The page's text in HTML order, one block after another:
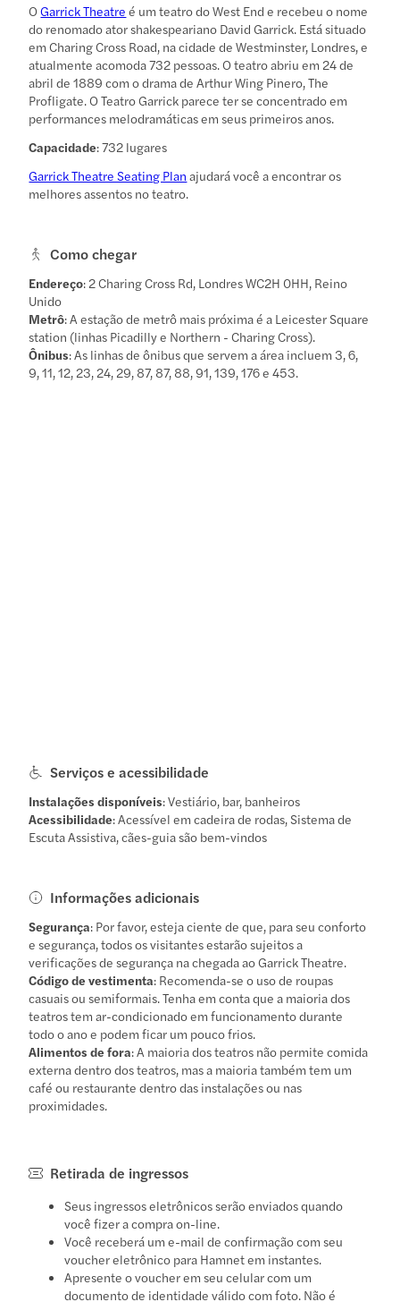
OGarrick Theatre é um teatro do West End e recebeu o nome
do renomado ator shakespeariano David Garrick. Está situado
em Charing Cross Road, na cidade de Westminster, Londres, e
atualmente acomoda 732 pessoas. O teatro abriu em 24 de
abril de 1889 com o drama de Arthur Wing Pinero, The
Profligate. O Teatro Garrick parece ter se concentrado em
performances melodramáticas em seus primeiros anos.
Capacidade: 732 lugares
Garrick Theatre Seating Plan ajudará você a encontrar os
melhores assentos no teatro.
Como chegar
Endereço: 2 Charing Cross Rd, Londres WC2H 0HH, Reino
Unido
Metrô: A estação de metrô mais próxima é a Leicester Square
station (linhas Picadilly e Northern - Charing Cross).
Ônibus: As linhas de ônibus que servem a área incluem 3, 6,
9, 11, 12, 23, 24, 29, 87, 87, 88, 91, 139, 176 e 453.
Serviços e acessibilidade
Instalações disponíveis: Vestiário, bar, banheiros
Acessibilidade: Acessível em cadeira de rodas, Sistema de
Escuta Assistiva, cães-guia são bem-vindos
Informações adicionais
Segurança: Por favor, esteja ciente de que, para seu conforto
e segurança, todos os visitantes estarão sujeitos a
verificações de segurança na chegada ao Garrick Theatre.
Código de vestimenta: Recomenda-se o uso de roupas
casuais ou semiformais. Tenha em conta que a maioria dos
teatros tem ar-condicionado em funcionamento durante
todo o ano e podem ficar um pouco frios.
Alimentos de fora: A maioria dos teatros não permite comida
externa dentro dos teatros, mas a maioria também tem um
café ou restaurante dentro das instalações ou nas
proximidades.
Retirada de ingressos
Seus ingressos eletrônicos serão enviados quando
você fizer a compra on-line.
Você receberá um e-mail de confirmação com seu
voucher eletrônico para Hamnet em instantes.
Apresente o voucher em seu celular com um
documento de identidade válido com foto. Não é